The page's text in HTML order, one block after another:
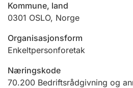
Ektepaktveileder
Offentlig sektor
Kommune, land
0301 OSLO, Norge
Organisasjonsform
Enkeltpersonforetak
Næringskode
70.200 Bedriftsrådgivning og